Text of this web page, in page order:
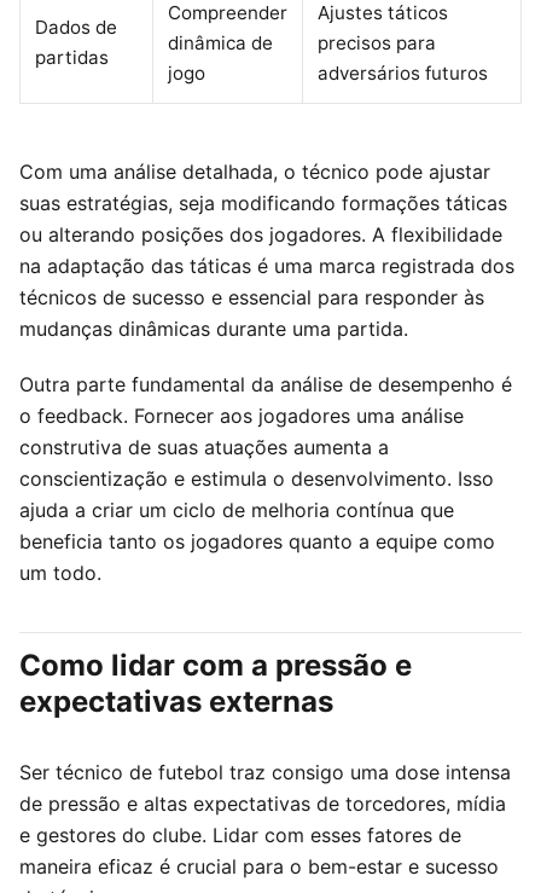
Dados de
partidas
Compreender
dinâmica de
jogo
Ajustes táticos
precisos para
adversários futuros
Com uma análise detalhada, o técnico pode ajustar
suas estratégias, seja modificando formações táticas
ou alterando posições dos jogadores. A flexibilidade
na adaptação das táticas é uma marca registrada dos
técnicos de sucesso e essencial para responder às
mudanças dinâmicas durante uma partida.
Outra parte fundamental da análise de desempenho é
o feedback. Fornecer aos jogadores uma análise
construtiva de suas atuações aumenta a
conscientização e estimula o desenvolvimento. Isso
ajuda a criar um ciclo de melhoria contínua que
beneficia tanto os jogadores quanto a equipe como
um todo.
Como lidar com a pressão e
expectativas externas
Ser técnico de futebol traz consigo uma dose intensa
de pressão e altas expectativas de torcedores, mídia
e gestores do clube. Lidar com esses fatores de
maneira eficaz é crucial para o bem-estar e sucesso